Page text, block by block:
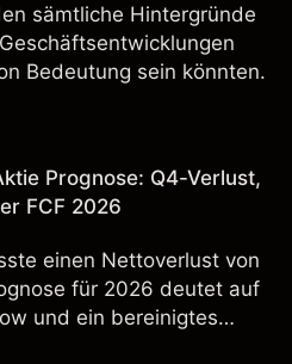
sämtliche Hintergründe
Bedeutung sein könnten.
Prognose: Q4-Verlust,
FCF 2026
einen Nettoverlust von
für 2026 deutet auf
und ein bereinigtes
€ hin. Die